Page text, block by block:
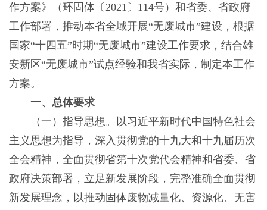
作方案》（环固体〔2021〕114号）和省委、省政府
工作部署，推动本省全域开展“无废城市”建设，根据
国家“十四五”时期“无废城市”建设工作要求，结合雄
安新区“无废城市”试点经验和我省实际，制定本工作
方案。
一、总体要求
（一）指导思想。以习近平新时代中国特色社会
主义思想为指导，深入贯彻党的十九大和十九届历次
全会精神，全面贯彻省第十次党代会精神和省委、省
政府决策部署，立足新发展阶段，完整准确全面贯彻
新发展理念，以推动固体废物减量化、资源化、无害